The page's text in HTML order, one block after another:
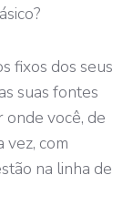
fixos dos seus
suas fontes
onde você, de
vez, com
na linha de